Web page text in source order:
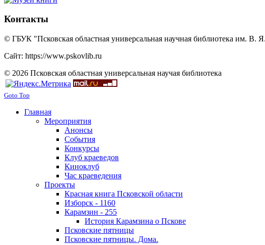
Контакты
© ГБУК "Псковская областная универсальная научная библиотека им. В.
Сайт: https://www.pskovlib.ru
© 2026 Псковская областная универсальная научая библиотека
Goto Top
Главная
Мероприятия
Анонсы
События
Конкурсы
Клуб краеведов
Киноклуб
Час краеведения
Проекты
Красная книга Псковской области
Изборск - 1160
Карамзин - 255
История Карамзина о Пскове
Псковские пятницы
Псковские пятницы. Дома.